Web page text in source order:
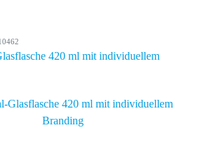
420 ml mit individuellem